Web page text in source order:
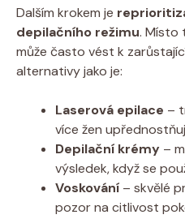
Dalším krokem je
depilačního režimu. Místo
může často vést k
alternativy jako je:
Laserová epilace –
více žen
Depilační krémy –
výsledek, když se
Voskování – skvělé
pozor na citlivost